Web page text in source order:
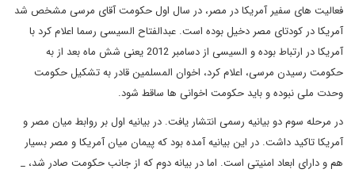
فعالیت های سفیر آمریکا در مصر، در سال اول حکومت آقای مرسی مشخص شد
آمریکا در کودتای مصر دخیل بوده است. عبدالفتاح السیسی رسما اعلام کرد با
آمریکا در ارتباط بوده و السیسی از دسامبر 2012 یعنی شش ماه بعد از به
حکومت رسیدن مرسی، اعلام کرد، اخوان المسلمین قادر به تشکیل حکومت
وحدت ملی نبوده و باید حکومت اخوانی ها ساقط شود.
در مرحله سوم دو بیانیه رسمی انتشار یافت. در بیانیه اول بر روابط میان مصر و
آمریکا تاکید داشت. در این بیانیه آمده بود که پیمان میان آمریکا و مصر بسیار
هم و دارای ابعاد امنیتی است. اما در بیانه دوم که از جانب حکومت صادر شد، _